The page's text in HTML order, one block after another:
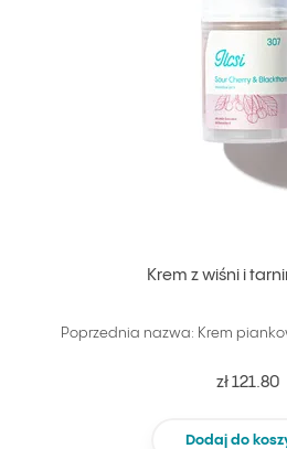
Krem z wiśni i
Poprzednia nazwa: Krem
zł 121.80
Dodaj do